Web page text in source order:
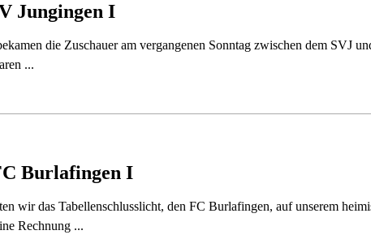
Jungingen I
die Zuschauer am vergangenen Sonntag zwischen dem SVJ
...
Burlafingen I
wir das Tabellenschlusslicht, den FC Burlafingen, auf unserem
Rechnung ...